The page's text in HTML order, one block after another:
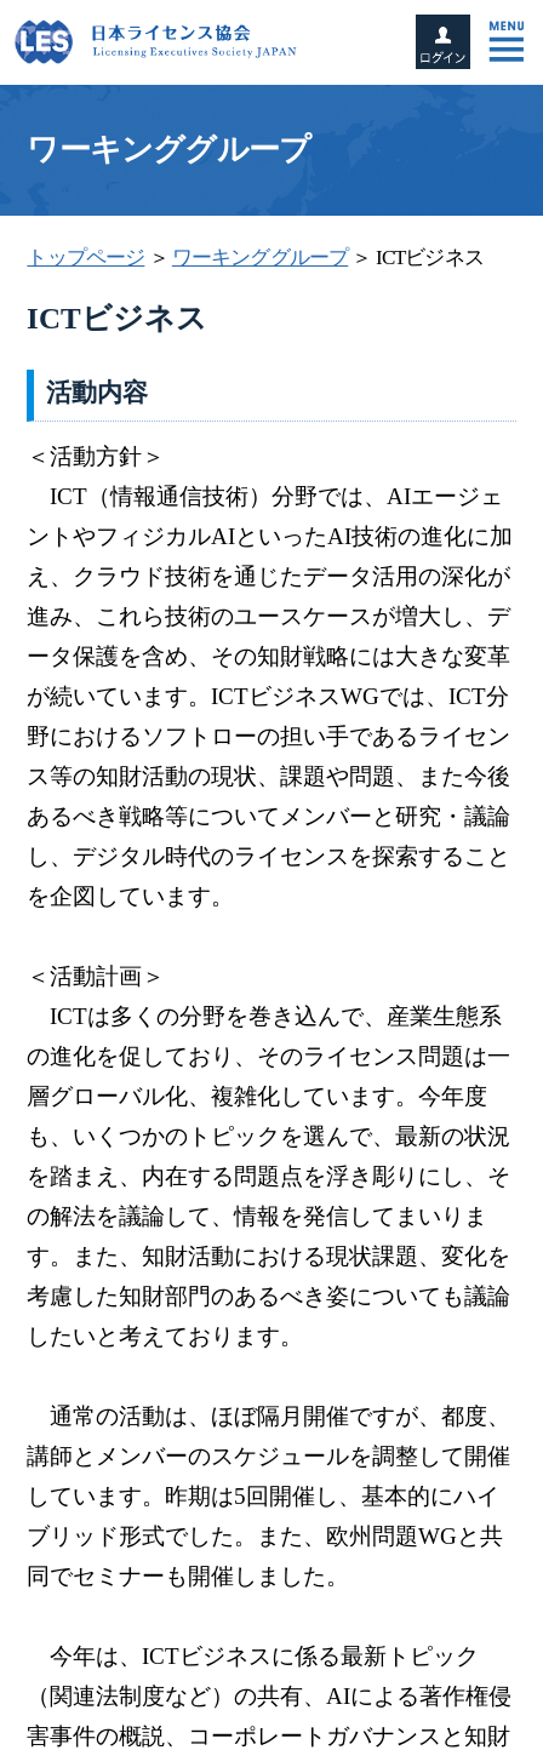
ワーキンググループ
トップページ ＞ ワーキンググループ＞ ICTビジネス
ICTビジネス
活動内容
＜活動方針＞
ICT（情報通信技術）分野では、AIエージェ
ントやフィジカルAIといったAI技術の進化に加
え、クラウド技術を通じたデータ活用の深化が
進み、これら技術のユースケースが増大し、デ
ータ保護を含め、その知財戦略には大きな変革
が続いています。ICTビジネスWGでは、ICT分
野におけるソフトローの担い手であるライセン
ス等の知財活動の現状、課題や問題、また今後
あるべき戦略等についてメンバーと研究・議論
し、デジタル時代のライセンスを探索すること
を企図しています。
＜活動計画＞
ICTは多くの分野を巻き込んで、産業生態系
の進化を促しており、そのライセンス問題は一
層グローバル化、複雑化しています。今年度
も、いくつかのトピックを選んで、最新の状況
を踏まえ、内在する問題点を浮き彫りにし、そ
の解法を議論して、情報を発信してまいりま
す。また、知財活動における現状課題、変化を
考慮した知財部門のあるべき姿についても議論
したいと考えております。
通常の活動は、ほぼ隔月開催ですが、都度、
講師とメンバーのスケジュールを調整して開催
しています。昨期は5回開催し、基本的にハイ
ブリッド形式でした。また、欧州問題WGと共
同でセミナーも開催しました。
今年は、ICTビジネスに係る最新トピック
（関連法制度など）の共有、AIによる著作権侵
害事件の概説、コーポレートガバナンスと知財